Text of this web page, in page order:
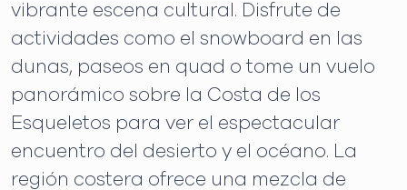
vibrante escena cultural. Disfrute de
actividades como el snowboard en las
dunas, paseos en quad o tome un vuelo
panorámico sobre la Costa de los
Esqueletos para ver el espectacular
encuentro del desierto y el océano. La
región costera ofrece una mezcla de